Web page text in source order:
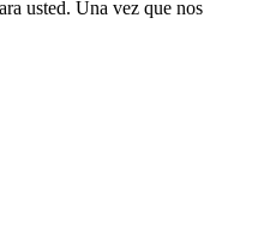
usted. Una vez que nos